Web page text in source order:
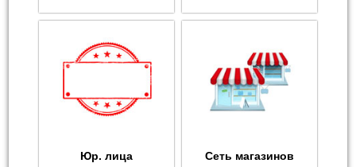
Юр. лица Сеть магазинов